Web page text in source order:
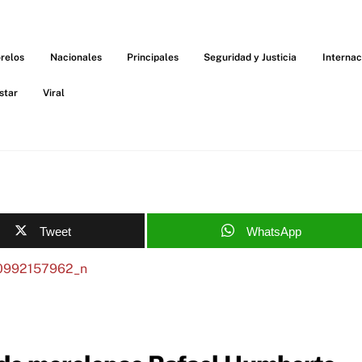
Nacionales Principales Seguridad y Justicia
Viral
Tweet WhatsApp